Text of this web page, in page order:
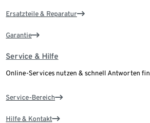
Ersatzteile & Reparatur
Garantie
Service & Hilfe
Online-Services nutzen & schnell Antworten
Service-Bereich
Hilfe & Kontakt